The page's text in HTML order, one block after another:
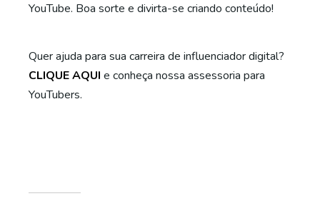
YouTube. Boa sorte e divirta-se criando conteúdo!
Quer ajuda para sua carreira de influenciador digital?
CLIQUE AQUI e conheça nossa assessoria para
YouTubers.